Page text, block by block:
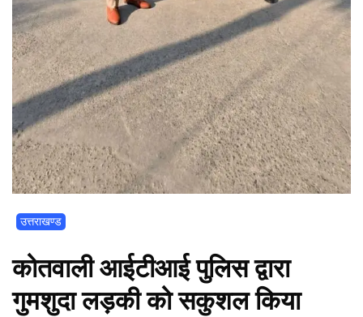
उत्तराखण्ड
कोतवाली आईटीआई पुलिस द्वारा
गुमशुदा लड़की को सकुशल किया